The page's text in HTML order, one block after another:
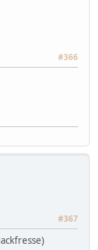
#366
#367